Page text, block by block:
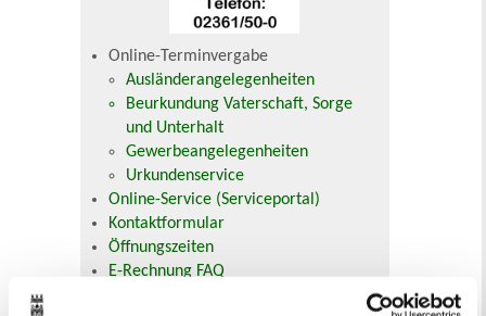
Online-Terminvergabe
Ausländerangelegenheiten
Beurkundung Vaterschaft, Sorge
und Unterhalt
Gewerbeangelegenheiten
Urkundenservice
Online-Service (Serviceportal)
Kontaktformular
Öffnungszeiten
E-Rechnung FAQ